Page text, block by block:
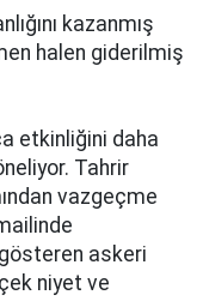
kazanmış
halen giderilmiş
etkinliğini daha
Tahrir
vazgeçme
askeri
niyet ve